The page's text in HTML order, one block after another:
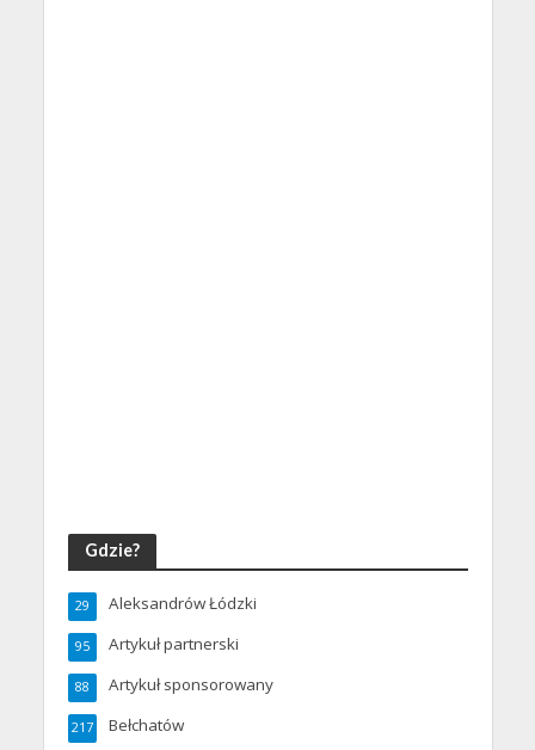
Gdzie?
Aleksandrów Łódzki
29
Artykuł partnerski
95
Artykuł sponsorowany
88
Bełchatów
217